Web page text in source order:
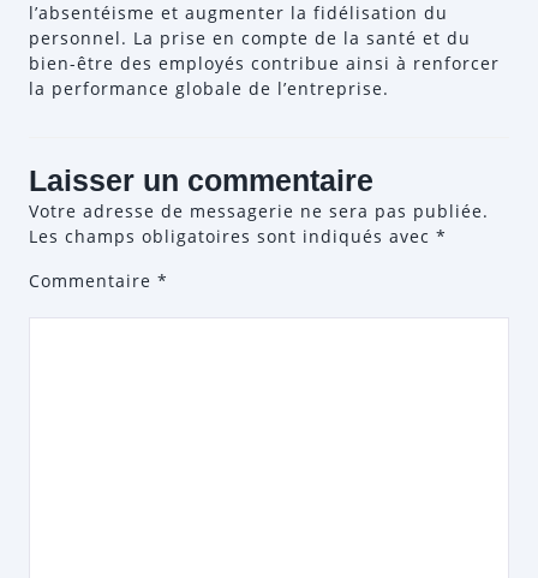
l’absentéisme et augmenter la fidélisation du
personnel. La prise en compte de la santé et du
bien-être des employés contribue ainsi à renforcer
la performance globale de l’entreprise.
Laisser un commentaire
Votre adresse de messagerie ne sera pas publiée.
Les champs obligatoires sont indiqués avec *
Commentaire *